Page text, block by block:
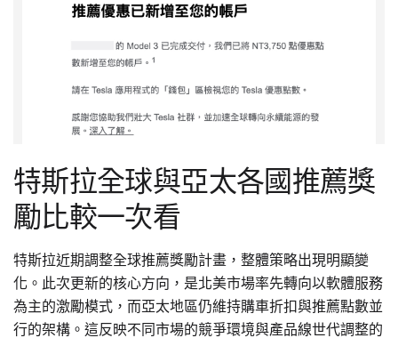
特斯拉全球與亞太各國推薦獎
勵比較一次看
特斯拉近期調整全球推薦獎勵計畫，整體策略出現明顯變
化。此次更新的核心方向，是北美市場率先轉向以軟體服務
為主的激勵模式，而亞太地區仍維持購車折扣與推薦點數並
行的架構。這反映不同市場的競爭環境與產品線世代調整的